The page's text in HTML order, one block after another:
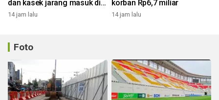
dan kasek jarang masuk di
SD Tapus Nabolak
14 jam lalu
korban Rp6,7 miliar
14 jam lalu
Foto